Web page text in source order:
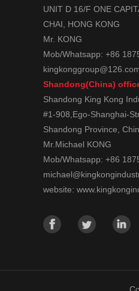
UNIT D 16/F ONE
CHAI, HONG KONG
Mr. KONG
Mob/Whatsapp: +86
Shandong(China)
Shandong King Kong
#1-908,Ego-Shanghai-
Shandong Province,
Mr.Michael KONG
Mob/Whatsapp: +86
website: